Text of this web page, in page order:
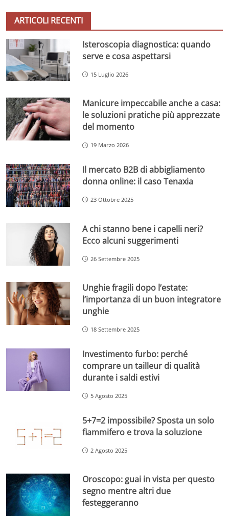
ARTICOLI RECENTI
Isteroscopia diagnostica: quando
serve e cosa aspettarsi
15 Luglio 2026
Manicure impeccabile anche a casa:
le soluzioni pratiche più apprezzate
del momento
19 Marzo 2026
Il mercato B2B di abbigliamento
donna online: il caso Tenaxia
23 Ottobre 2025
A chi stanno bene i capelli neri?
Ecco alcuni suggerimenti
26 Settembre 2025
Unghie fragili dopo l’estate:
l’importanza di un buon integratore
unghie
18 Settembre 2025
Investimento furbo: perché
comprare un tailleur di qualità
durante i saldi estivi
5 Agosto 2025
5+7=2 impossibile? Sposta un solo
fiammifero e trova la soluzione
2 Agosto 2025
Oroscopo: guai in vista per questo
segno mentre altri due
festeggeranno